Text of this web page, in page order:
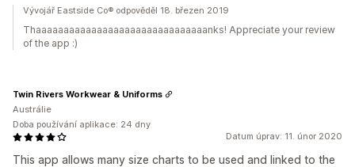
Vývojář Eastside Co® odpověděl 18. březen 2019
Thaaaaaaaaaaaaaaaaaaaaaaaaaaaaaaanks! Appreciate your review
of the app :)
Datum úprav: 11. únor 2020
This app allows many size charts to be used and linked to the
Twin Rivers Workwear & Uniforms
Austrálie
Doba používání aplikace: 24 dny